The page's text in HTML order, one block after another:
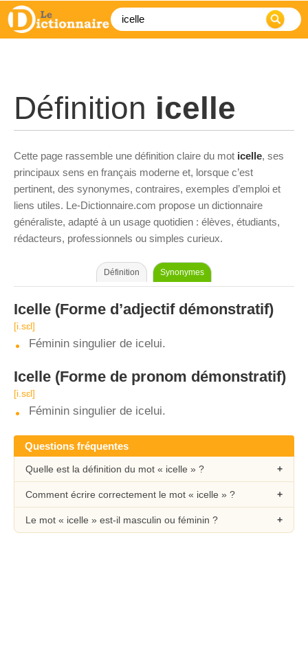
Définition icelle
Cette page rassemble une définition claire du mot icelle, ses
principaux sens en français moderne et, lorsque c’est
pertinent, des synonymes, contraires, exemples d’emploi et
liens utiles. Le-Dictionnaire.com propose un dictionnaire
généraliste, adapté à un usage quotidien : élèves, étudiants,
rédacteurs, professionnels ou simples curieux.
Définition Synonymes
Icelle (Forme d’adjectif démonstratif)
[i.sɛl]
Féminin singulier de icelui.
Icelle (Forme de pronom démonstratif)
[i.sɛl]
Féminin singulier de icelui.
Questions fréquentes
Quelle est la définition du mot « icelle » ?
Comment écrire correctement le mot « icelle » ?
Le mot « icelle » est-il masculin ou féminin ?